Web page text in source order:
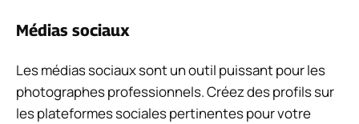
Médias sociaux
Les médias sociaux sont un outil puissant pour les
photographes professionnels. Créez des profils sur
les plateformes sociales pertinentes pour votre